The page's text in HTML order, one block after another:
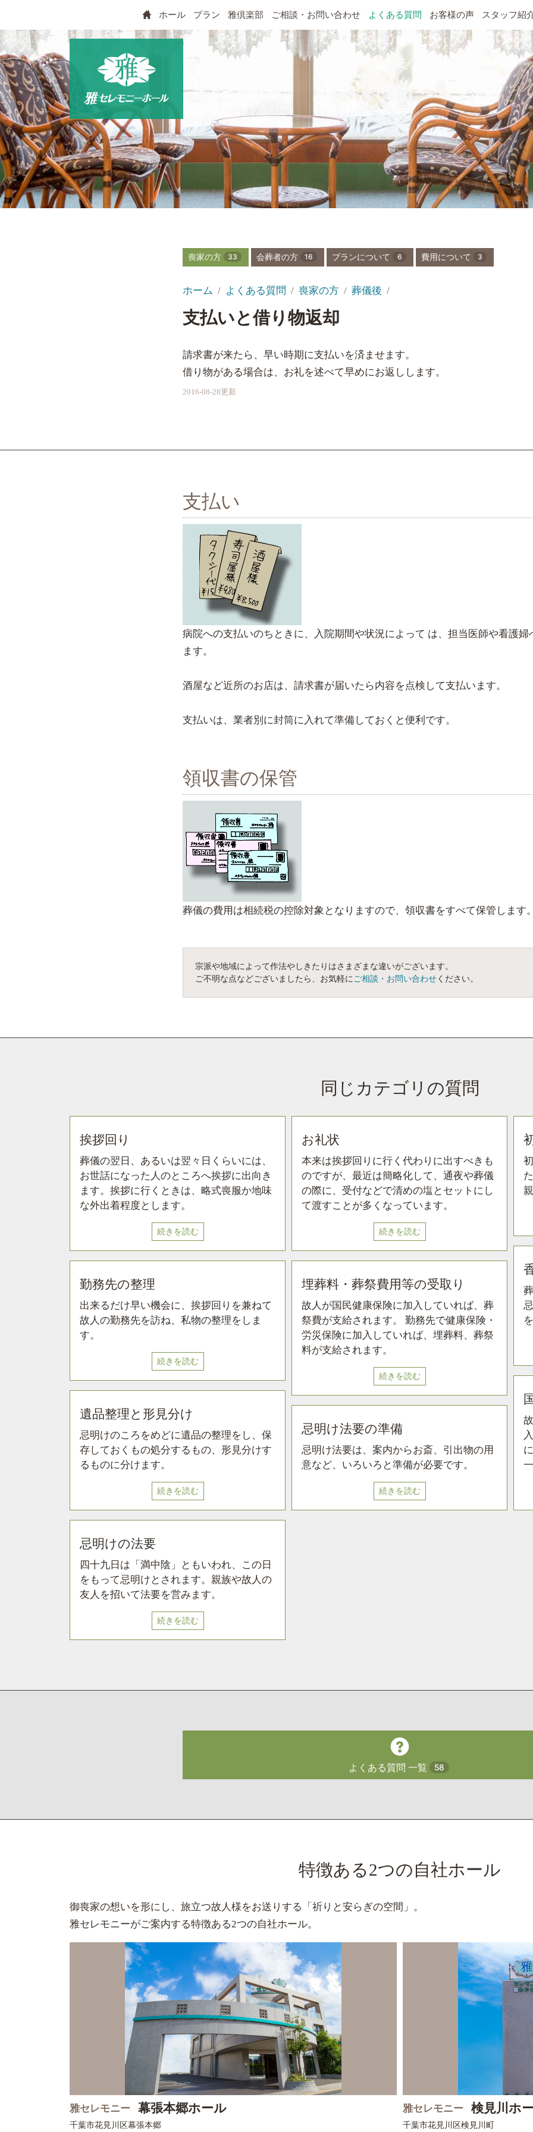
ホール プラン 雅倶楽部 ご相談・お問い合わせ よくある質問 お客様の声 スタッフ紹
喪家の方 33 会葬者の方 16 プランについて 6 費用について 3
ホーム よくある質問 喪家の方 葬儀後
支払いと借り物返却
請求書が来たら、早い時期に支払いを済ませます。
借り物がある場合は、お礼を述べて早めにお返しします。
2016-08-28更新
支払い
病院への支払いのちときに、入院期間や状況によって は、担当医師や看護婦
ます。
酒屋など近所のお店は、請求書が届いたら内容を点検して支払います。
支払いは、業者別に封筒に入れて準備しておくと便利です。
領収書の保管
葬儀の費用は相続税の控除対象となりますので、領収書をすべて保管します
宗派や地域によって作法やしきたりはさまざまな違いがございます。
ご不明な点などございましたら、お気軽に ご相談・お問い合わせ ください。
同じカテゴリの質問
挨拶回り
葬儀の翌日、あるいは翌々日くらいには、
お世話になった人のところへ挨拶に出向き
ます。挨拶に行くときは、略式喪服か地味
な外出着程度とします。
続きを読む
お礼状
本来は挨拶回りに行く代わりに出すべきも
のですが、最近は簡略化して、通夜や葬儀
の際に、受付などで清めの塩とセットにし
て渡すことが多くなっています。
続きを読む
勤務先の整理
出来るだけ早い機会に、挨拶回りを兼ねて
故人の勤務先を訪ね、私物の整理をしま
す。
続きを読む
埋葬料・葬祭費用等の受取り
故人が国民健康保険に加入していれば、葬
祭費が支給されます。 勤務先で健康保険・
労災保険に加入していれば、埋葬料、葬祭
料が支給されます。
続きを読む
遺品整理と形見分け
忌明けのころをめどに遺品の整理をし、保
存しておくもの処分するもの、形見分けす
るものに分けます。
続きを読む
忌明け法要の準備
忌明け法要は、案内からお斎、引出物の用
意など、いろいろと準備が必要です。
続きを読む
忌明けの法要
四十九日は「満中陰」ともいわれ、この日
をもって忌明けとされます。親族や故人の
友人を招いて法要を営みます。
続きを読む
よくある質問 一覧 58
特徴ある2つの自社ホール
御喪家の想いを形にし、旅立つ故人様をお送りする「祈りと安らぎの空間」。
雅セレモニーがご案内する特徴ある2つの自社ホール。
雅セレモニー 幕張本郷ホール
千葉市花見川区幕張本郷
雅セレモニー 検見川ホ
千葉市花見川区検見川町